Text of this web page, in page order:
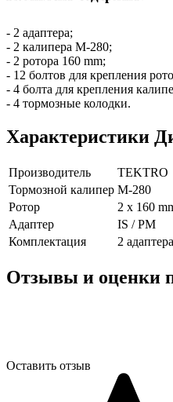
- 2 адаптера;
- 2 калипера M-280;
- 2 ротора 160 mm;
- 12 болтов для крепления
- 4 болта для крепления
- 4 тормозные колодки.
Характеристики
Производитель
TEKTRO
Тормозной калипер M-280
Ротор
2 x 160
Адаптер
IS / PM
Комплектация
2
Отзывы и оценки
Оставить отзыв